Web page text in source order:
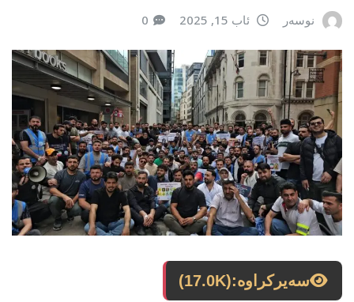
نوسەر ئاب 15, 2025 0
سەیرکراوە:(17.0K)